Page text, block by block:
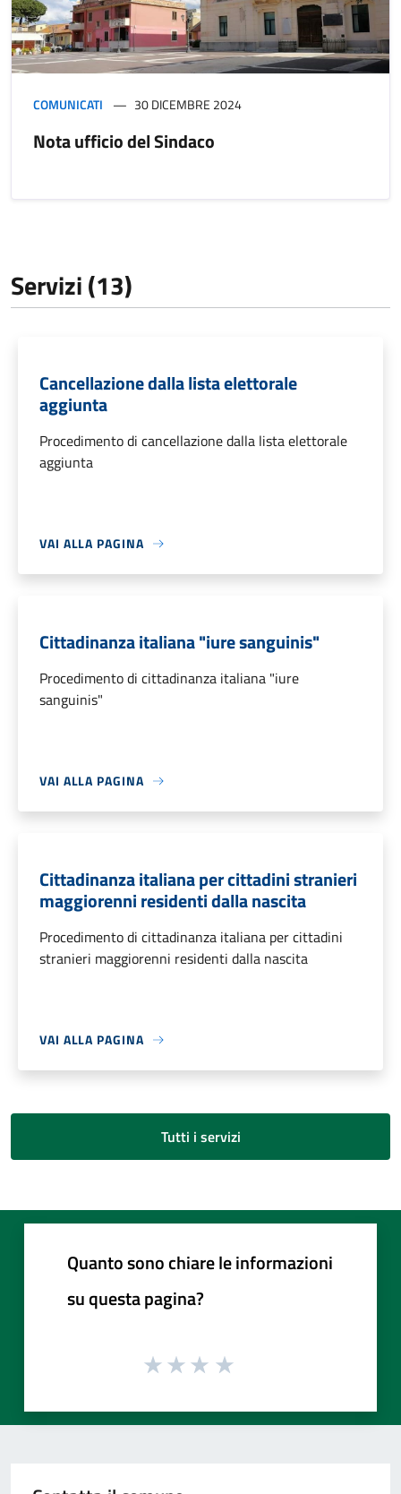
COMUNICATI 30 DICEMBRE 2024
Nota ufficio del Sindaco
Servizi (13)
Cancellazione dalla lista elettorale
aggiunta
Procedimento di cancellazione dalla lista elettorale
aggiunta
VAI ALLA PAGINA
Cittadinanza italiana "iure sanguinis"
Procedimento di cittadinanza italiana "iure
sanguinis"
VAI ALLA PAGINA
Cittadinanza italiana per cittadini stranieri
maggiorenni residenti dalla nascita
Procedimento di cittadinanza italiana per cittadini
stranieri maggiorenni residenti dalla nascita
VAI ALLA PAGINA
Tutti i servizi
Quanto sono chiare le informazioni
su questa pagina?